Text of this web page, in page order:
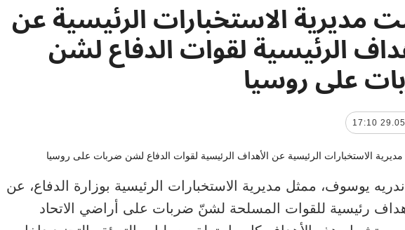
مديرية الاستخبارات الرئيسية عن
الرئيسية لقوات الدفاع لشن
على روسيا
يوسوف، ممثل مديرية الاستخبارات الرئيسية بوزارة الدفاع، عن
رئيسية للقوات المسلحة لشنّ ضربات على أراضي الاتحاد